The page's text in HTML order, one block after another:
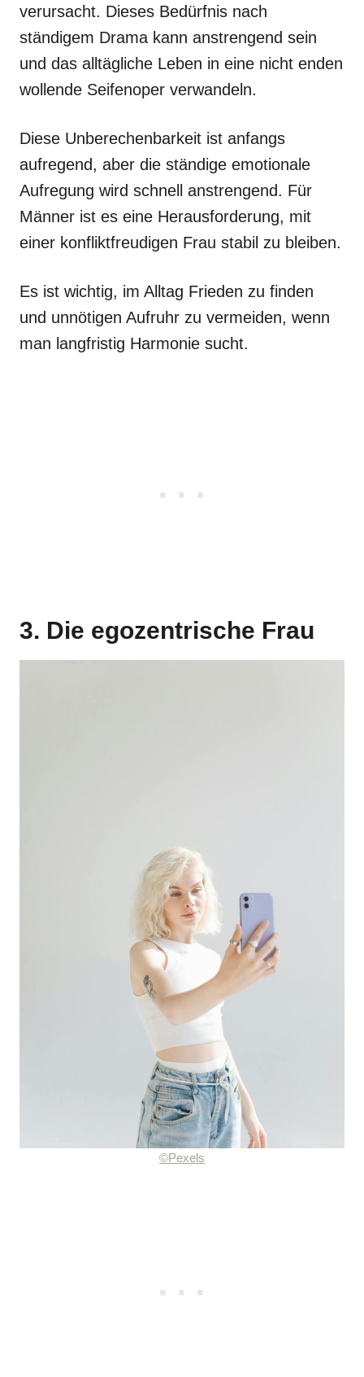
verursacht. Dieses Bedürfnis nach
ständigem Drama kann anstrengend sein
und das alltägliche Leben in eine nicht enden
wollende Seifenoper verwandeln.
Diese Unberechenbarkeit ist anfangs
aufregend, aber die ständige emotionale
Aufregung wird schnell anstrengend. Für
Männer ist es eine Herausforderung, mit
einer konfliktfreudigen Frau stabil zu bleiben.
Es ist wichtig, im Alltag Frieden zu finden
und unnötigen Aufruhr zu vermeiden, wenn
man langfristig Harmonie sucht.
3. Die egozentrische Frau
©Pexels